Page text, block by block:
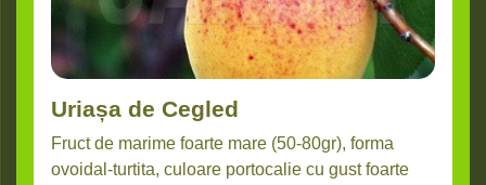
Uriașa de Cegled
Fruct de marime foarte mare (50-80gr), forma
ovoidal-turtita, culoare portocalie cu gust foarte